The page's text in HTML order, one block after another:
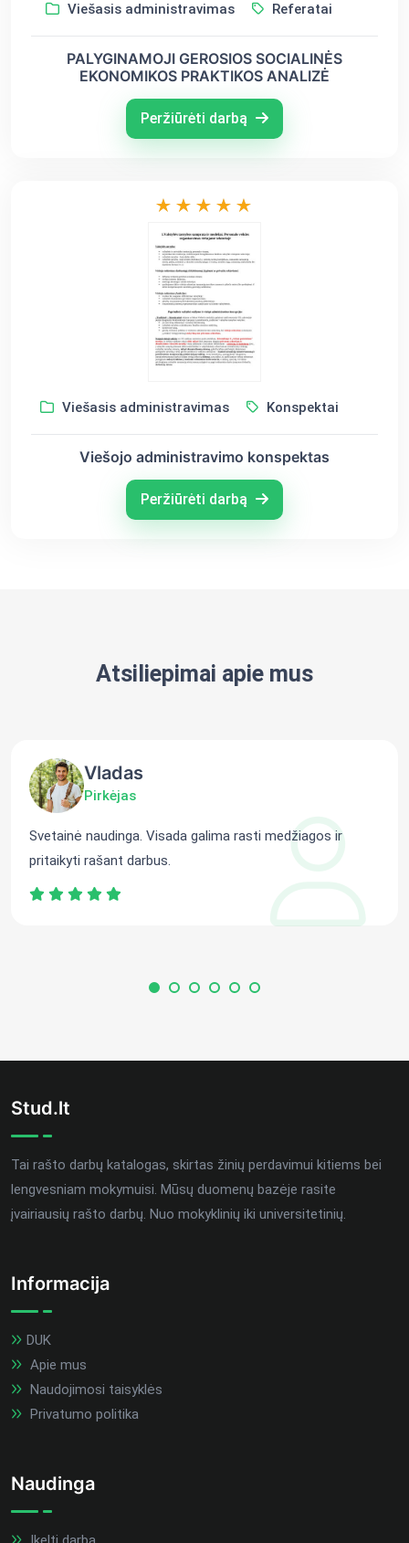
Viešasis administravimas Referatai
PALYGINAMOJI GEROSIOS SOCIALINĖS
EKONOMIKOS PRAKTIKOS ANALIZĖ
Peržiūrėti darbą
Viešasis administravimas Konspektai
Viešojo administravimo konspektas
Peržiūrėti darbą
Atsiliepimai apie mus
Vladas
Pirkėjas
Svetainė naudinga. Visada galima rasti medžiagos ir
pritaikyti rašant darbus.
Stud.lt
Tai rašto darbų katalogas, skirtas žinių perdavimui kitiems bei
lengvesniam mokymuisi. Mūsų duomenų bazėje rasite
įvairiausių rašto darbų. Nuo mokyklinių iki universitetinių.
Informacija
DUK
Apie mus
Naudojimosi taisyklės
Privatumo politika
Naudinga